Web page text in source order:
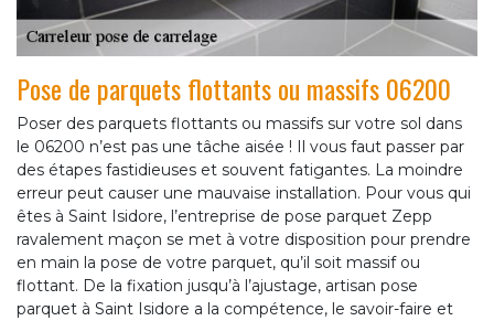
Pose de parquets flottants ou massifs 06200
Poser des parquets flottants ou massifs sur votre sol dans
le 06200 n’est pas une tâche aisée ! Il vous faut passer par
des étapes fastidieuses et souvent fatigantes. La moindre
erreur peut causer une mauvaise installation. Pour vous qui
êtes à Saint Isidore, l’entreprise de pose parquet Zepp
ravalement maçon se met à votre disposition pour prendre
en main la pose de votre parquet, qu’il soit massif ou
flottant. De la fixation jusqu’à l’ajustage, artisan pose
parquet à Saint Isidore a la compétence, le savoir-faire et